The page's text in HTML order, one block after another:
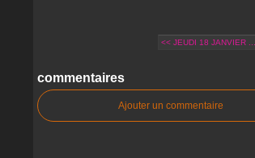
<< JEUDI 18 JANVIER ...
commentaires
Ajouter un commentaire